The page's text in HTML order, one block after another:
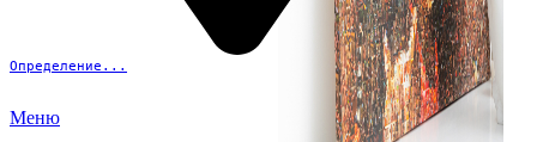
Определение...
Меню